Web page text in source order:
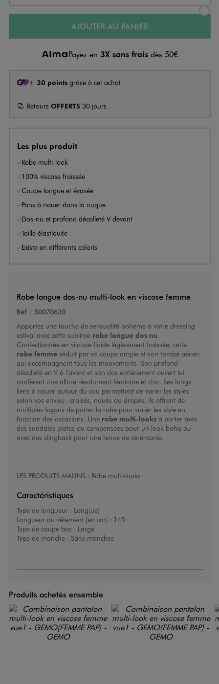
AJOUTER AU PANIER
Payez en 3X sans frais dès 50€
+ 30 points grâce à cet achat
Retours OFFERTS 30 jours
Les plus produit
Robe multi-look
100% viscose froissée
Coupe longue et évasée
Pans à nouer dans la nuque
Dos-nu et profond décolleté V devant
Taille élastiquée
Existe en différents coloris
Robe longue dos-nu multi-look en viscose femme
Réf. : 50070630
Apportez une touche de sensualité bohème à votre dressing
estival avec cette sublime robe longue dos nu.
Confectionnée en viscose fluide légèrement froissée, cette
robe femmeséduit par sa coupe ample et son tombé aérien
qui accompagnent tous les mouvements. Son profond
décolleté en V à l’avant et son dos entièrement ouvert lui
confèrent une allure résolument féminine et chic. Ses longs
liens à nouer autour du cou permettent de varier les styles
selon vos envies : croisés, noués ou drapés, ils offrent de
multiples façons de porter la robe pour varier les style en
fonction des occasions. Une robe multi-looksà porter avec
des sandales plates ou compensées pour un look boho ou
avec des slingback pour une tenue de cérémonie.
LES PRODUITS MALINS : Robe multi-looks
Caractéristiques
Type de longueur : Long(ue)
Longueur du vêtement (en cm) : 145
Type de coupe bas : Large
Type de manche : Sans manches
Produits achetés ensemble